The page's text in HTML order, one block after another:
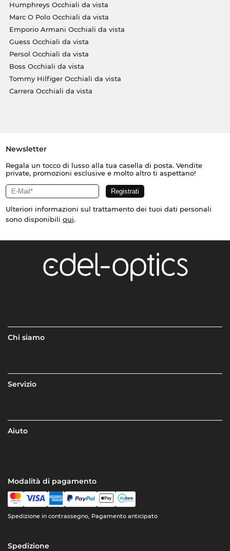
Humphreys Occhiali da vista
Marc O Polo Occhiali da vista
Emporio Armani Occhiali da vista
Guess Occhiali da vista
Persol Occhiali da vista
Boss Occhiali da vista
Tommy Hilfiger Occhiali da vista
Carrera Occhiali da vista
Newsletter
Regala un tocco di lusso alla tua casella di posta. Vendite
private, promozioni esclusive e molto altro ti aspettano!
Ulteriori informazioni sul trattamento dei tuoi dati personali
sono disponibili qui.
Chi siamo
Servizio
Aiuto
Modalità di pagamento
Spedizione in contrassegno, Pagamento anticipato
Spedizione